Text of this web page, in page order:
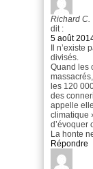
Richard C.
dit :
5 août
Il
divisés.
Quand les
les 120
des
appelle
climatique
d’évoquer
La honte
Répondre